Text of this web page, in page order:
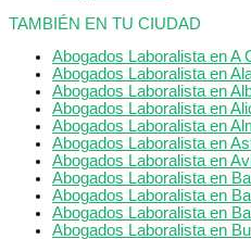
TAMBIÉN EN TU CIUDAD
Abogados Laboralista en A
Abogados Laboralista en
Abogados Laboralista en
Abogados Laboralista en
Abogados Laboralista en
Abogados Laboralista en
Abogados Laboralista en
Abogados Laboralista en
Abogados Laboralista en
Abogados Laboralista en
Abogados Laboralista en